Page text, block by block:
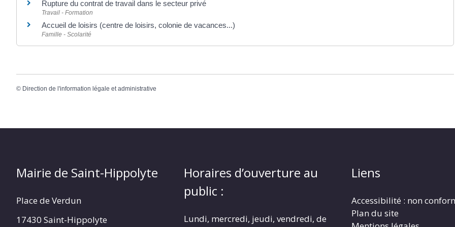
Rupture du contrat de travail dans le secteur privé
Travail - Formation
Accueil de loisirs (centre de loisirs, colonie de vacances...)
Famille - Scolarité
© Direction de l'information légale et administrative
Mairie de Saint-Hippolyte
Place de Verdun
17430 Saint-Hippolyte
Horaires d’ouverture au
public :
Lundi, mercredi, jeudi, vendredi, de
Liens
Accessibilité : non
Plan du site